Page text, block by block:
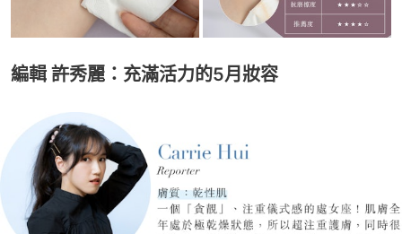
編輯 許秀麗：充滿活力的5月妝容